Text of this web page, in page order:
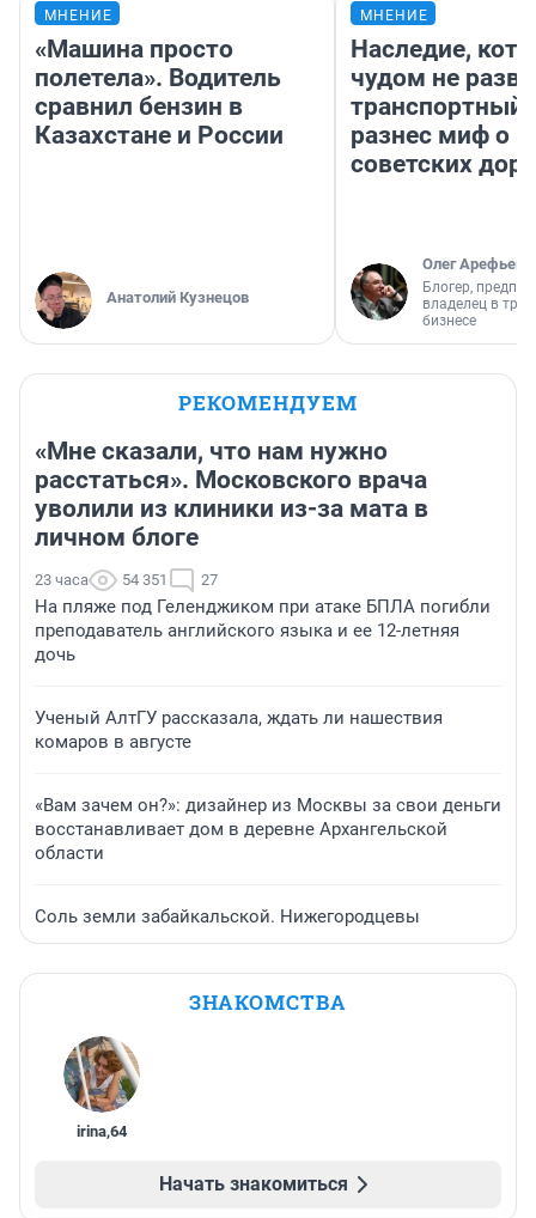
МНЕНИЕ
«Машина просто
полетела». Водитель
сравнил бензин в
Казахстане и России
Анатолий Кузнецов
МНЕНИЕ
Наследие,
чудом не
транспортный
разнес миф о
советских
Олег Арефьев
Блогер,
владелец в
бизнесе
РЕКОМЕНДУЕМ
«Мне сказали, что нам нужно
расстаться». Московского врача
уволили из клиники из-за мата в
личном блоге
23 часа 54 351 27
На пляже под Геленджиком при атаке БПЛА погибли
преподаватель английского языка и ее 12-летняя
дочь
Ученый АлтГУ рассказала, ждать ли нашествия
комаров в августе
«Вам зачем он?»: дизайнер из Москвы за свои деньги
восстанавливает дом в деревне Архангельской
области
Соль земли забайкальской. Нижегородцевы
ЗНАКОМСТВА
irina,64
Начать знакомиться